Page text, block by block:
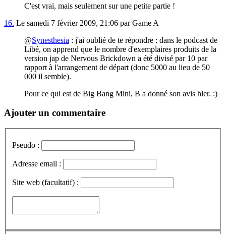
C'est vrai, mais seulement sur une petite partie !
16. Le samedi 7 février 2009, 21:06 par Game A
@Synesthesia : j'ai oublié de te répondre : dans le podcast de
Libé, on apprend que le nombre d'exemplaires produits de la
version jap de Nervous Brickdown a été divisé par 10 par
rapport à l'arrangement de départ (donc 5000 au lieu de 50
000 il semble).
Pour ce qui est de Big Bang Mini, B a donné son avis hier. :)
Ajouter un commentaire
Pseudo :
Adresse email :
Site web (facultatif) :